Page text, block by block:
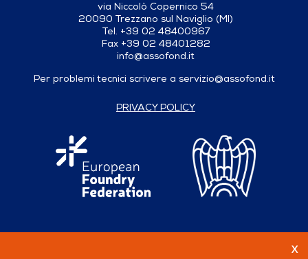
via Niccolò Copernico 54
20090 Trezzano sul Naviglio (MI)
Tel. +39 02 48400967
Fax +39 02 48401282
info@assofond.it
Per problemi tecnici scrivere a servizio@assofond.it
PRIVACY POLICY
X